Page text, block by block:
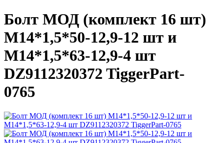
Болт МОД (комплект 16 шт)
M14*1,5*50-12,9-12 шт и
М14*1,5*63-12,9-4 шт
DZ9112320372 TiggerPart-
0765